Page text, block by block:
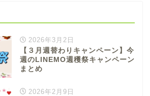
2026年3月2日
【３月週替わりキャンペーン】今
週のLINEMO週穫祭キャンペーン
まとめ
2026年2月9日